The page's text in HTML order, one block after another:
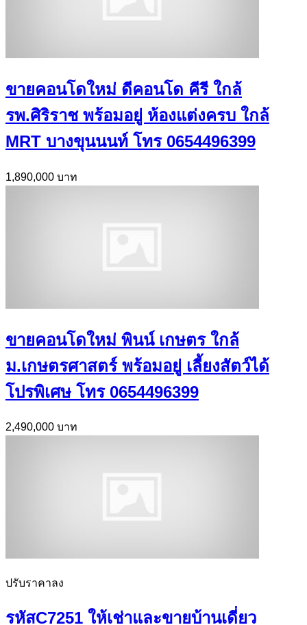
ขายคอนโดใหม่ ดีคอนโด คีรี ใกล้
รพ.ศิริราช พร้อมอยู่ ห้องแต่งครบ ใกล้
MRT บางขุนนนท์ โทร 0654496399
1,890,000 บาท
ขายคอนโดใหม่ พินน์ เกษตร ใกล้
ม.เกษตรศาสตร์ พร้อมอยู่ เลี้ยงสัตว์ได้
โปรพิเศษ โทร 0654496399
2,490,000 บาท
ปรับราคาลง
รหัสC7251 ให้เช่าและขายบ้านเดี่ยว